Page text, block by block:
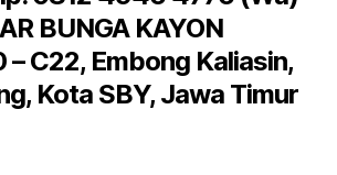
BUNGA KAYON
– C22, Embong Kaliasin,
Kota SBY, Jawa Timur